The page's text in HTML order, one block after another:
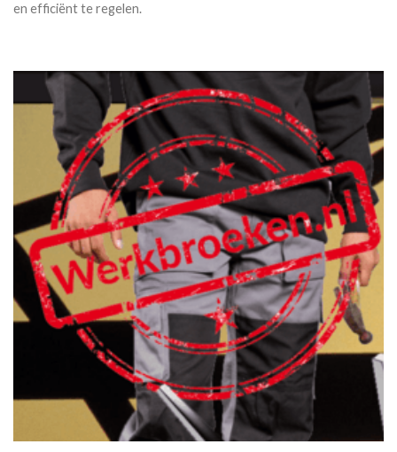
en efficiënt te regelen.